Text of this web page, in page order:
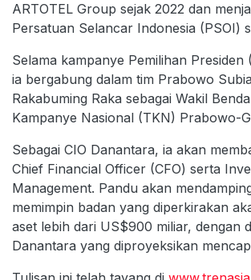
ARTOTEL Group sejak 2022 dan
Persatuan Selancar Indonesia (PSOI)
Selama kampanye Pemilihan Presiden
ia bergabung dalam tim Prabowo
Rakabuming Raka sebagai Wakil
Kampanye Nasional (TKN) Prabowo-
Sebagai CIO Danantara, ia akan
Chief Financial Officer (CFO) serta
Management. Pandu akan
memimpin badan yang diperkirakan
aset lebih dari US$900 miliar, dengan
Danantara yang diproyeksikan